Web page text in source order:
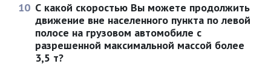
10 С какой скоростью Вы можете продолжить
движение вне населенного пункта по левой
полосе на грузовом автомобиле с
разрешенной максимальной массой более
3,5 т?